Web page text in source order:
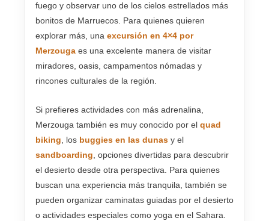
fuego y observar uno de los cielos estrellados más
bonitos de Marruecos. Para quienes quieren
explorar más, una excursión en 4×4 por
Merzouga es una excelente manera de visitar
miradores, oasis, campamentos nómadas y
rincones culturales de la región.
Si prefieres actividades con más adrenalina,
Merzouga también es muy conocido por el quad
biking , los buggies en las dunas y el
sandboarding , opciones divertidas para descubrir
el desierto desde otra perspectiva. Para quienes
buscan una experiencia más tranquila, también se
pueden organizar caminatas guiadas por el desierto
o actividades especiales como yoga en el Sahara.